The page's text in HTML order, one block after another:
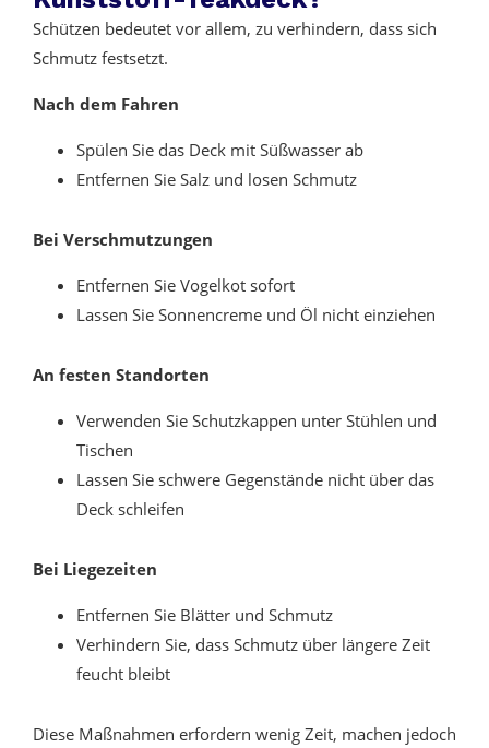
Schützen bedeutet vor allem, zu verhindern, dass sich
Schmutz festsetzt.
Nach dem Fahren
Spülen Sie das Deck mit Süßwasser ab
Entfernen Sie Salz und losen Schmutz
Bei Verschmutzungen
Entfernen Sie Vogelkot sofort
Lassen Sie Sonnencreme und Öl nicht einziehen
An festen Standorten
Verwenden Sie Schutzkappen unter Stühlen und
Tischen
Lassen Sie schwere Gegenstände nicht über das
Deck schleifen
Bei Liegezeiten
Entfernen Sie Blätter und Schmutz
Verhindern Sie, dass Schmutz über längere Zeit
feucht bleibt
Diese Maßnahmen erfordern wenig Zeit, machen jedoch